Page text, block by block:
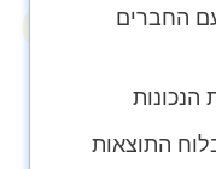
החברים
התוצאות